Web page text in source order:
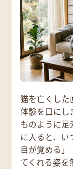
猫を亡くした
体験を口にし
ものように足
に入ると、い
目が覚める」
てくれる姿を